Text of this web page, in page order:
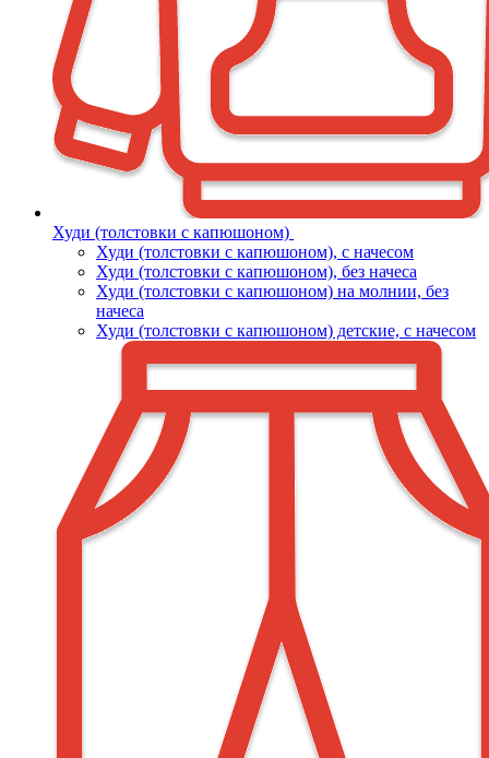
Худи (толстовки с капюшоном)
Худи (толстовки c капюшоном), с начесом
Худи (толстовки c капюшоном), без начеса
Худи (толстовки с капюшоном) на молнии, без
начеса
Худи (толстовки c капюшоном) детские, с начесом